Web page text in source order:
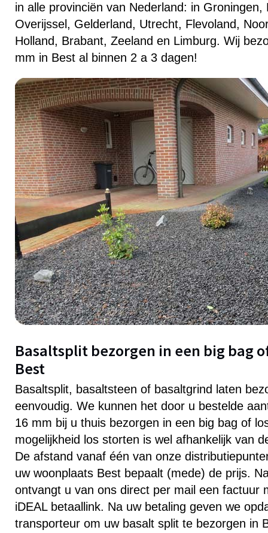
in alle provinciën van Nederland: in Groningen,
Overijssel, Gelderland, Utrecht, Flevoland,
Holland, Brabant, Zeeland en Limburg. Wij
mm in Best al binnen 2 a 3 dagen!
Basaltsplit bezorgen in een big bag
Best
Basaltsplit, basaltsteen of basaltgrind laten
eenvoudig. We kunnen het door u bestelde
16 mm bij u thuis bezorgen in een big bag of
mogelijkheid los storten is wel afhankelijk van
De afstand vanaf één van onze
uw woonplaats Best bepaalt (mede) de prijs.
ontvangt u van ons direct per mail een factuur
iDEAL betaallink. Na uw betaling geven we
transporteur om uw basalt split te bezorgen in